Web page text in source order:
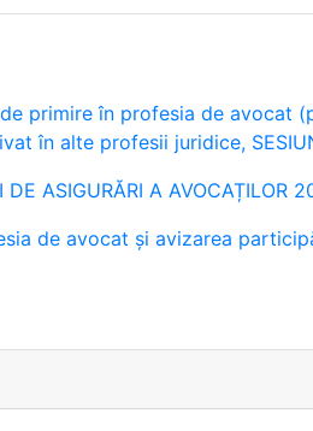
primire în profesia de
în alte profesii juridice,
ASIGURĂRI A AVOCAȚILOR
de avocat și avizarea